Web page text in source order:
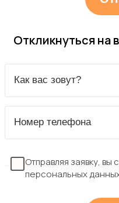
Откликнуться на
Отправляя заявку,
персональных